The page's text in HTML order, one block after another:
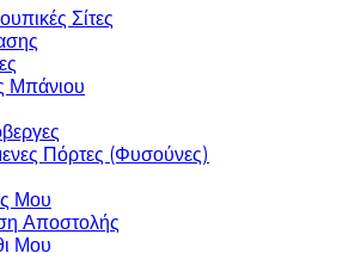
Σίτες
Μπάνιου
Πόρτες (Φυσούνες)
Μου
Αποστολής
Μου